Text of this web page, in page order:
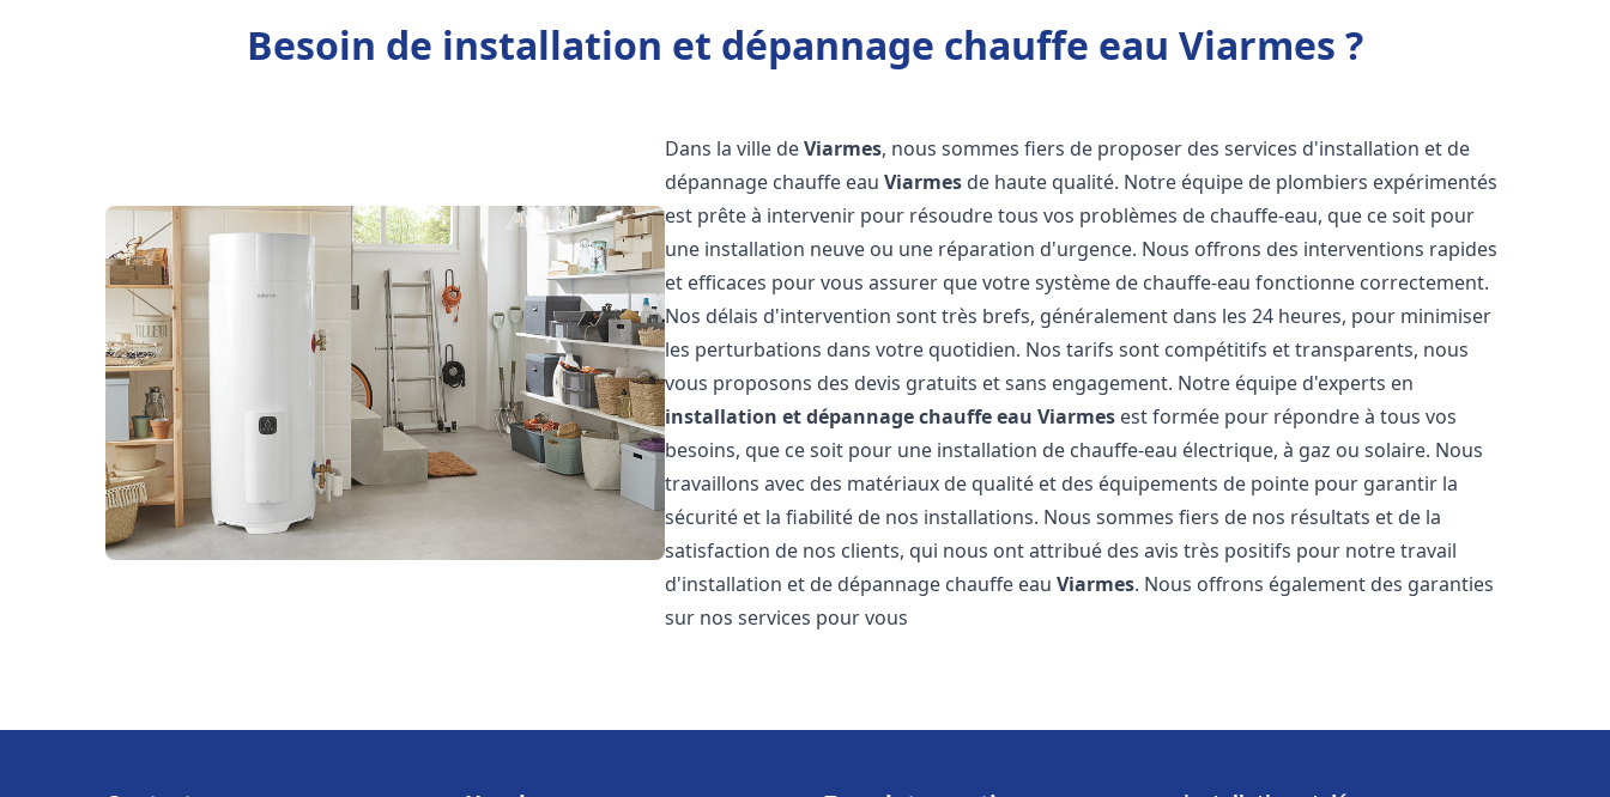
Besoin de installation et dépannage chauffe eau Viarmes ?
Dans la ville deViarmes, nous sommes fiers de proposer des services d'installation et de
dépannage chauffe eauViarmes de haute qualité. Notre équipe de plombiers expérimentés
est prête à intervenir pour résoudre tous vos problèmes de chauffe-eau, que ce soit pour
une installation neuve ou une réparation d'urgence. Nous offrons des interventions rapides
et efficaces pour vous assurer que votre système de chauffe-eau fonctionne correctement.
Nos délais d'intervention sont très brefs, généralement dans les 24 heures, pour minimiser
les perturbations dans votre quotidien. Nos tarifs sont compétitifs et transparents, nous
vous proposons des devis gratuits et sans engagement. Notre équipe d'experts en
installation et dépannage chauffe eau Viarmes est formée pour répondre à tous vos
besoins, que ce soit pour une installation de chauffe-eau électrique, à gaz ou solaire. Nous
travaillons avec des matériaux de qualité et des équipements de pointe pour garantir la
sécurité et la fiabilité de nos installations. Nous sommes fiers de nos résultats et de la
satisfaction de nos clients, qui nous ont attribué des avis très positifs pour notre travail
d'installation et de dépannage chauffe eauViarmes. Nous offrons également des garanties
sur nos services pour vous